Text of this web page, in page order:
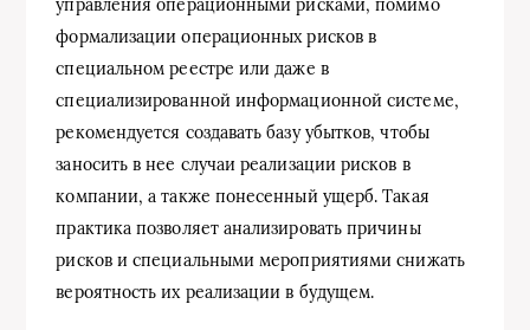
управления операционными рисками, помимо
формализации операционных рисков в
специальном реестре или даже в
специализированной информационной системе,
рекомендуется создавать базу убытков, чтобы
заносить в нее случаи реализации рисков в
компании, а также понесенный ущерб. Такая
практика позволяет анализировать причины
рисков и специальными мероприятиями снижать
вероятность их реализации в будущем.